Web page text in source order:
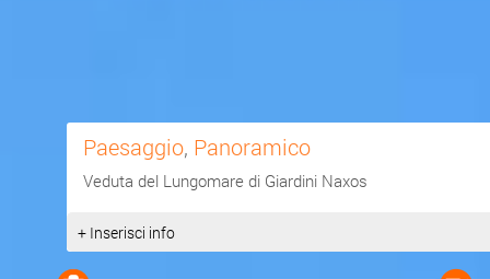
Paesaggio, Panoramico
Veduta del Lungomare di Giardini Naxos
+ Inserisci info